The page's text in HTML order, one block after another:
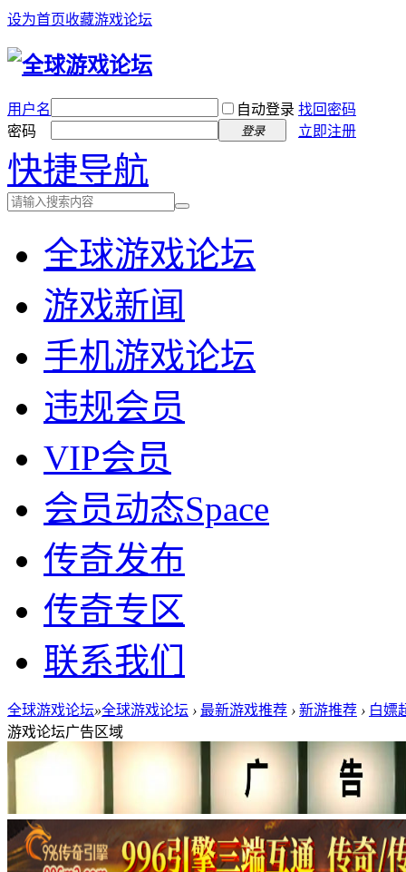
设为首页收藏游戏论坛
用户名 自动登录 找回密码
密码
登录 立即注册
快捷导航
全球游戏论坛
游戏新闻
手机游戏论坛
违规会员
VIP会员
会员动态Space
传奇发布
传奇专区
联系我们
全球游戏论坛»全球游戏论坛 › 最新游戏推荐 › 新游推荐 › 白嫖
游戏论坛广告区域